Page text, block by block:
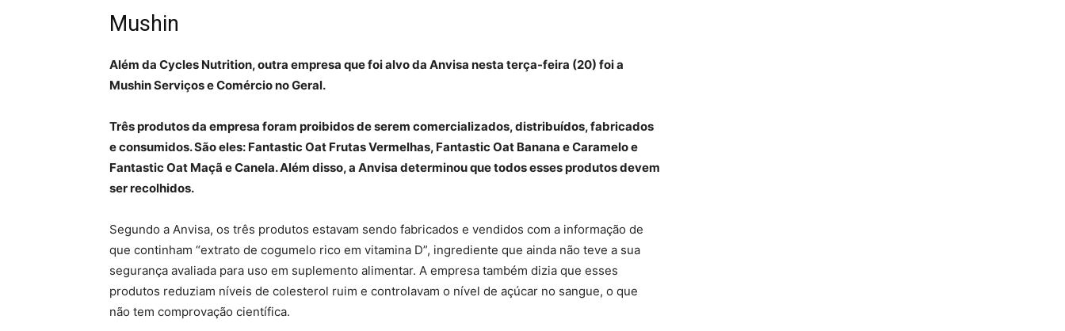
Mushin
Além da Cycles Nutrition, outra empresa que foi alvo da Anvisa nesta terça-feira (20) foi a
Mushin Serviços e Comércio no Geral.
Três produtos da empresa foram proibidos de serem comercializados, distribuídos, fabricados
e consumidos. São eles: Fantastic Oat Frutas Vermelhas, Fantastic Oat Banana e Caramelo e
Fantastic Oat Maçã e Canela. Além disso, a Anvisa determinou que todos esses produtos devem
ser recolhidos.
Segundo a Anvisa, os três produtos estavam sendo fabricados e vendidos com a informação de
que continham “extrato de cogumelo rico em vitamina D”, ingrediente que ainda não teve a sua
segurança avaliada para uso em suplemento alimentar. A empresa também dizia que esses
produtos reduziam níveis de colesterol ruim e controlavam o nível de açúcar no sangue, o que
não tem comprovação científica.